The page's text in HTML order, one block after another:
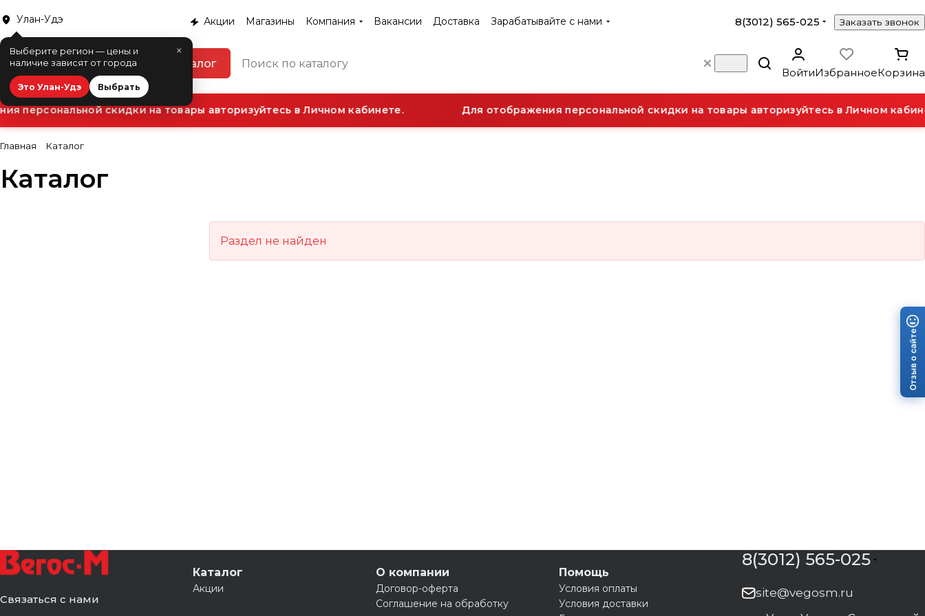
Улан-Удэ
×
Выберите регион — цены и
наличие зависят от города
Это Улан-Удэ Выбрать
Акции Магазины Компания Вакансии Доставка Зарабатывайте с нами 8(3012) 565-025 Заказать звонок
Каталог
ВойтиИзбранноеКорзина
персональной скидки на товары авторизуйтесь в Личном кабинете. Для отображения персональной скидки на товары авторизуйтесь в Личном
Главная Каталог
Каталог
Раздел не найден
Связаться с нами
Каталог
Акции
О компании
Договор-оферта
Соглашение на обработку
Помощь
Условия оплаты
Условия доставки
8(3012) 565-025
site@vegosm.ru
Отзыв о сайте